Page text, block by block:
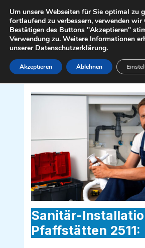
Inhalt
springen
Sanitär Installateur für
Sanitär-
Pfaffstätten 2511:
Um unsere Webseiten für Sie optimal zu
fortlaufend zu verbessern, verwenden wir
Bestätigen des Buttons "Akzeptieren"
Verwendung zu. Weitere Informationen
unserer Datenschutzerklärung.
Akzeptieren Ablehnen